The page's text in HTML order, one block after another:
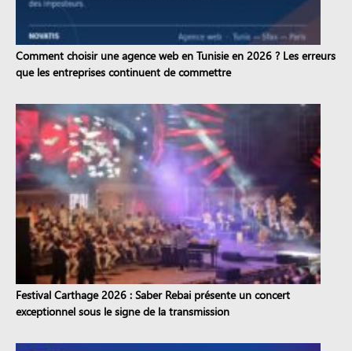
Comment choisir une agence web en Tunisie en 2026 ? Les erreurs
que les entreprises continuent de commettre
Festival Carthage 2026 : Saber Rebai présente un concert
exceptionnel sous le signe de la transmission